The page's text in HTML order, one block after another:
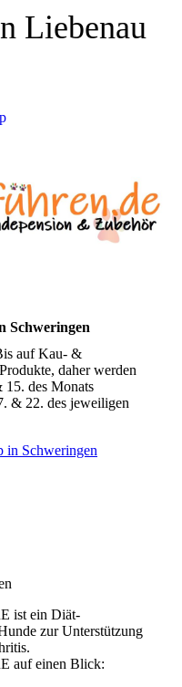
Liebenau
Schweringen
auf Kau- &
daher werden
15. des Monats
& 22. des jeweiligen
in Schweringen
ist ein Diät-
zur Unterstützung
auf einen Blick: